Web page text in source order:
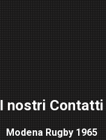
I nostri Contatti
Modena Rugby 1965